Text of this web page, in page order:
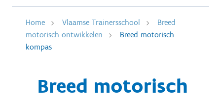
Home Vlaamse Trainersschool
Breed
motorisch ontwikkelen
Breed motorisch
kompas
Breed motorisch